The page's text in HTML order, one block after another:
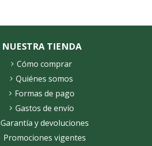
NUESTRA TIENDA
Cómo comprar
Quiénes somos
Formas de pago
Gastos de envío
Garantía y devoluciones
Promociones vigentes